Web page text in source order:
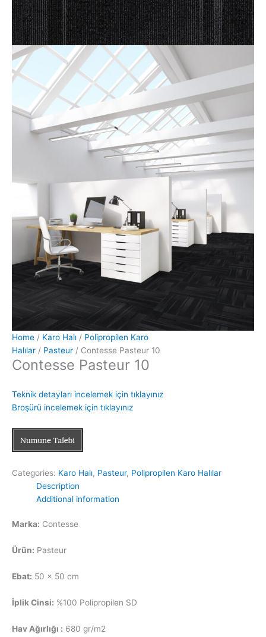
Home / Karo Halı / Polipropilen Karo
Halılar / Pasteur / Contesse Pasteur 10
Contesse Pasteur 10
Teknik detayları incelemek için tıklayınız
Broşürü incelemek için tıklayınız
Categories: Karo Halı, Pasteur, Polipropilen Karo Halılar
Description
Additional information
Marka: Contesse
Ürün: Pasteur
Ebat: 50 x 50 cm
İplik Cinsi: %100 Polipropilen SD
Hav Ağırlığı : 680 gr/m2